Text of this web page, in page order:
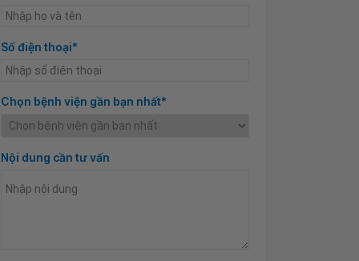
Số điện thoại*
Chọn bệnh viện gần bạn nhất*
Nội dung cần tư vấn